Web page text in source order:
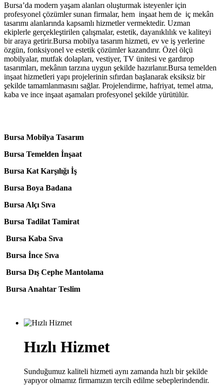
Bursa’da modern yaşam alanları oluşturmak isteyenler için
profesyonel çözümler sunan firmalar, hem inşaat hem de iç mekân
tasarımı alanlarında kapsamlı hizmetler vermektedir. Uzman
ekiplerle gerçekleştirilen çalışmalar, estetik, dayanıklılık ve kaliteyi
bir araya getirir.Bursa mobilya tasarım hizmeti, ev ve iş yerlerine
özgün, fonksiyonel ve estetik çözümler kazandırır. Özel ölçü
mobilyalar, mutfak dolapları, vestiyer, TV ünitesi ve gardırop
tasarımları, mekânın tarzına uygun şekilde hazırlanır.Bursa temelden
inşaat hizmetleri yapı projelerinin sıfırdan başlanarak eksiksiz bir
şekilde tamamlanmasını sağlar. Projelendirme, hafriyat, temel atma,
kaba ve ince inşaat aşamaları profesyonel şekilde yürütülür.
Bursa Mobilya Tasarım
Bursa Temelden İnşaat
Bursa Kat Karşılığı İş
Bursa Boya Badana
Bursa Alçı Sıva
Bursa Tadilat Tamirat
Bursa Kaba Sıva
Bursa İnce Sıva
Bursa Dış Cephe Mantolama
Bursa Anahtar Teslim
Hızlı Hizmet
Sunduğumuz kaliteli hizmeti aynı zamanda hızlı bir şekilde
yapıyor olmamız firmamızın tercih edilme sebeplerindendir.